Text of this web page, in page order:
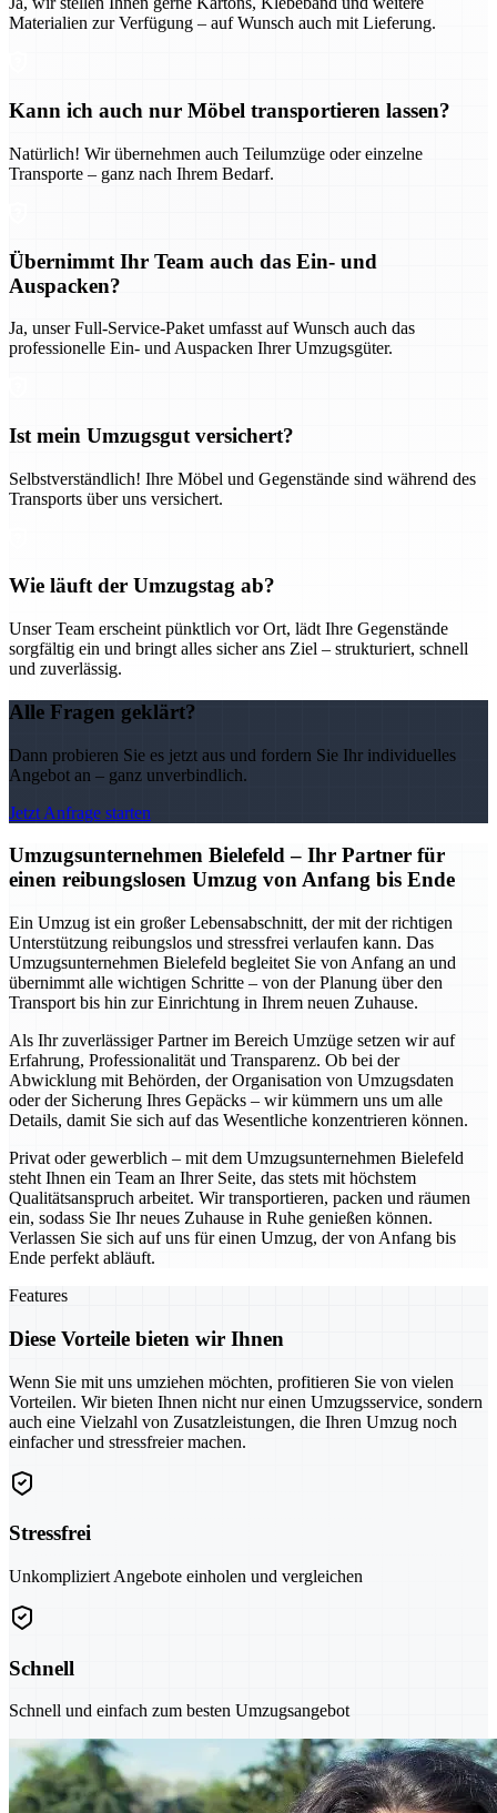
Materialien zur Verfügung – auf Wunsch auch mit Lieferung.
Kann ich auch nur Möbel transportieren lassen?
Natürlich! Wir übernehmen auch Teilumzüge oder einzelne
Transporte – ganz nach Ihrem Bedarf.
Übernimmt Ihr Team auch das Ein- und
Auspacken?
Ja, unser Full-Service-Paket umfasst auf Wunsch auch das
professionelle Ein- und Auspacken Ihrer Umzugsgüter.
Ist mein Umzugsgut versichert?
Selbstverständlich! Ihre Möbel und Gegenstände sind während des
Transports über uns versichert.
Wie läuft der Umzugstag ab?
Unser Team erscheint pünktlich vor Ort, lädt Ihre Gegenstände
sorgfältig ein und bringt alles sicher ans Ziel – strukturiert, schnell
und zuverlässig.
Alle Fragen geklärt?
Dann probieren Sie es jetzt aus und fordern Sie Ihr individuelles
Angebot an – ganz unverbindlich.
Jetzt Anfrage starten
Umzugsunternehmen Bielefeld – Ihr Partner für
einen reibungslosen Umzug von Anfang bis Ende
Ein Umzug ist ein großer Lebensabschnitt, der mit der richtigen
Unterstützung reibungslos und stressfrei verlaufen kann. Das
Umzugsunternehmen Bielefeld begleitet Sie von Anfang an und
übernimmt alle wichtigen Schritte – von der Planung über den
Transport bis hin zur Einrichtung in Ihrem neuen Zuhause.
Als Ihr zuverlässiger Partner im Bereich Umzüge setzen wir auf
Erfahrung, Professionalität und Transparenz. Ob bei der
Abwicklung mit Behörden, der Organisation von Umzugsdaten
oder der Sicherung Ihres Gepäcks – wir kümmern uns um alle
Details, damit Sie sich auf das Wesentliche konzentrieren können.
Privat oder gewerblich – mit dem Umzugsunternehmen Bielefeld
steht Ihnen ein Team an Ihrer Seite, das stets mit höchstem
Qualitätsanspruch arbeitet. Wir transportieren, packen und räumen
ein, sodass Sie Ihr neues Zuhause in Ruhe genießen können.
Verlassen Sie sich auf uns für einen Umzug, der von Anfang bis
Ende perfekt abläuft.
Features
Diese Vorteile bieten wir Ihnen
Wenn Sie mit uns umziehen möchten, profitieren Sie von vielen
Vorteilen. Wir bieten Ihnen nicht nur einen Umzugsservice, sondern
auch eine Vielzahl von Zusatzleistungen, die Ihren Umzug noch
einfacher und stressfreier machen.
Stressfrei
Unkompliziert Angebote einholen und vergleichen
Schnell
Schnell und einfach zum besten Umzugsangebot